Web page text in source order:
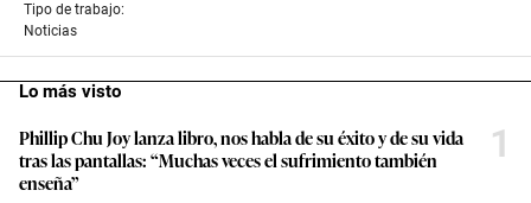
Tipo de trabajo:
Noticias
Lo más visto
Phillip Chu Joy lanza libro, nos habla de su éxito y de su vida
tras las pantallas: “Muchas veces el sufrimiento también
enseña”
1